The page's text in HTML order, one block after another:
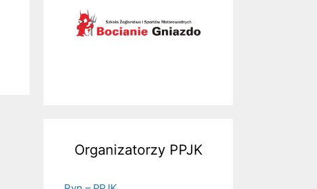
Organizatorzy PPJK